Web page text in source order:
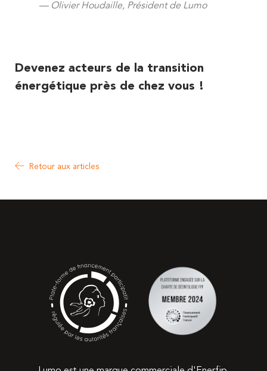
OlivierHoudaille, Président de Lumo
Devenez acteurs de la transition
énergétique près de chez vous !
Retour aux articles